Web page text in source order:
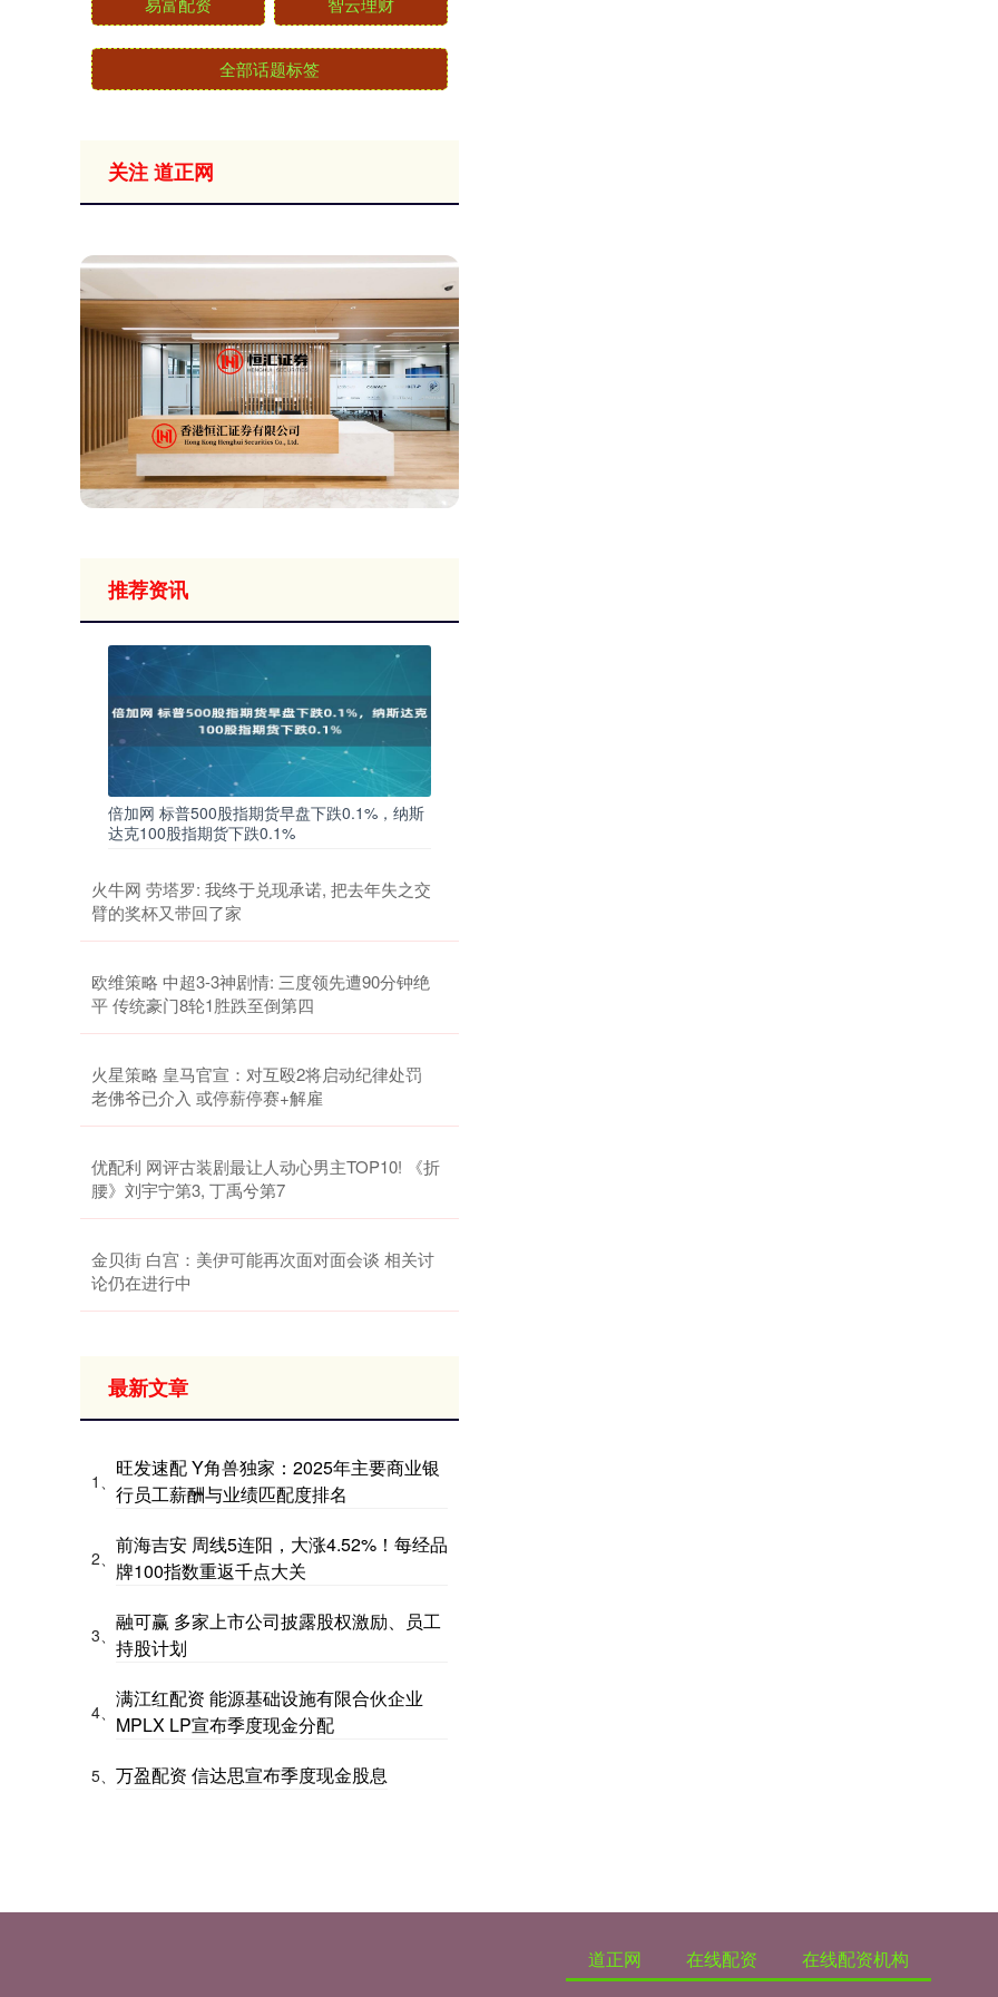
全部话题标签
关注 道正网
推荐资讯
倍加网 标普500股指期货早盘下跌0.1%，纳斯
达克100股指期货下跌0.1%
火牛网 劳塔罗: 我终于兑现承诺, 把去年失之交
臂的奖杯又带回了家
欧维策略 中超3-3神剧情: 三度领先遭90分钟绝
平 传统豪门8轮1胜跌至倒第四
火星策略 皇马官宣：对互殴2将启动纪律处罚
老佛爷已介入 或停薪停赛+解雇
优配利 网评古装剧最让人动心男主TOP10! 《折
腰》刘宇宁第3, 丁禹兮第7
金贝街 白宫：美伊可能再次面对面会谈 相关讨
论仍在进行中
最新文章
1、
旺发速配 Y角兽独家：2025年主要商业银
行员工薪酬与业绩匹配度排名
2、
前海吉安 周线5连阳，大涨4.52%！每经品
牌100指数重返千点大关
3、
融可赢 多家上市公司披露股权激励、员工
持股计划
4、
满江红配资 能源基础设施有限合伙企业
MPLX LP宣布季度现金分配
5、 万盈配资 信达思宣布季度现金股息
道正网 在线配资 在线配资机构